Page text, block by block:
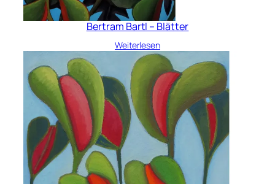
Bertram Bartl – Blätter
Weiterlesen